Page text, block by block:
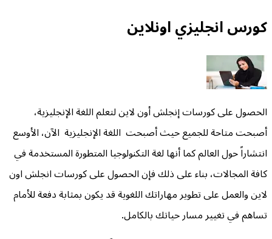
كورس انجليزي اونلاين
الحصول على كورسات إنجلش أون لاين لتعلم اللغة الإنجليزية،
أصبحت متاحة للجميع حيث أصبحت اللغة الإنجليزية الآن، الأوسع
انتشاراً حول العالم كما أنها لغة التكنولوجيا المتطورة المستخدمة في
كافة المجالات، بناء على ذلك فإن الحصول على كورسات انجلش اون
لاين والعمل على تطوير مهاراتك اللغوية قد يكون بمثابة دفعة للأمام
تساهم في تغيير مسار حياتك بالكامل.